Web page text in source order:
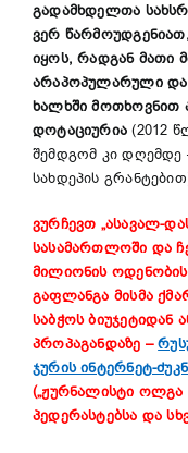
გადამხდელთა
ვერ
იყოს, რადგან მათი
არაპოპულარული და
ხალხში მოთხოვნით
დოტაციურია (2012
შემდგომ კი დღემდე
სახდეპის
ვურჩევთ „ასავალ-
სასამართლოში და
მილიონის
გაფლანგა მისმა
საბჭოს ბიუჯეტიდან
პროპაგანდაზე –
ჯურის ინტერნეტ-
(„ჟურნალისტი ოლგა
პედერასტებსა და